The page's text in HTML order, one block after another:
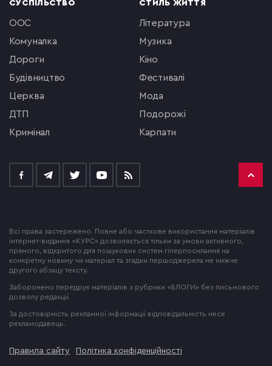
СУСПІЛЬСТВО
ООС
комуналка
Дороги
будівництво
церква
ДТП
кримінал
СТИЛЬ ЖИТТЯ
література
музика
кіно
фестивалі
мода
подорожі
Карпати
Всі права застережено. Повне або часткове використання матеріалів
інтернет-видання «КУРС» дозволяється тільки за умови активного,
прямого, відкритого для пошукових систем гіперпосилання на
конкретну новину чи матеріал та згадки першоджерела не нижче
другого абзацу тексту.
Заборонено передрук матеріалів з рубрики «БЛОГИ» без письмового
дозволу редакції.
За достовірність рекламної інформації відповідальність несе
рекламодавець.
Правила сайту Політика конфіденційності